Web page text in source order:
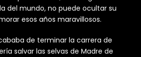
del mundo, no puede ocultar su
esos años maravillosos.
de terminar la carrera de
salvar las selvas de Madre de